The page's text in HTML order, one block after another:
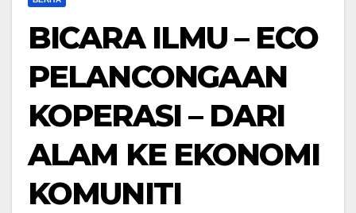
BICARA ILMU – ECO
PELANCONGAAN
KOPERASI – DARI
ALAM KE EKONOMI
KOMUNITI